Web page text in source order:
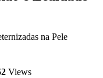
na Pele
Views